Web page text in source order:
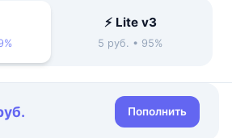
⚡ Lite v3
5 руб. • 95%
Пополнить